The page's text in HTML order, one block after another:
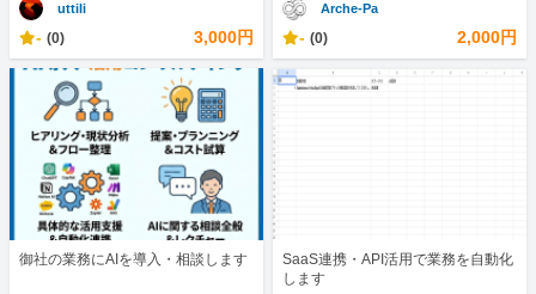
uttili
- (0) 3,000円
Arche-Pa
- (0) 2,000円
御社の業務にAIを導入・相談します
SaaS連携・API活用で業務を自動化
します